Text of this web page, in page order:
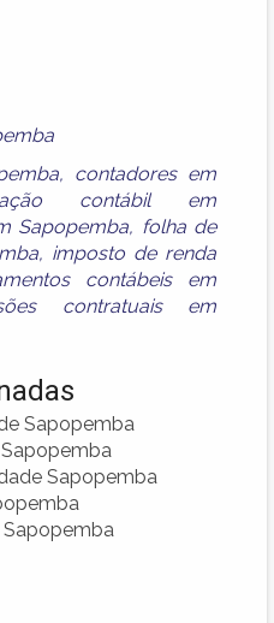
, contadores em
contábil em
Sapopemba, folha de
, imposto de renda
contábeis em
contratuais em
Sapopemba
Sapopemba